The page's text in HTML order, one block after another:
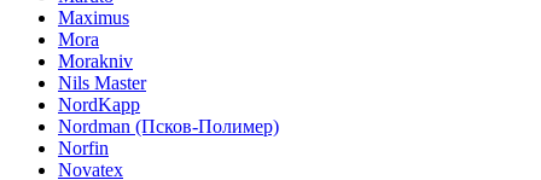
Maximus
Mora
Morakniv
Nils Master
NordKapp
Nordman (Псков-Полимер)
Norfin
Novatex